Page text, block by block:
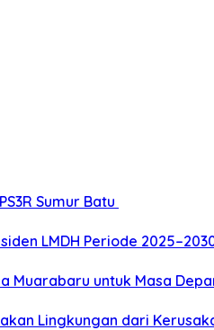
Sumur Batu
LMDH Periode
Muarabaru untuk Masa
Lingkungan dari